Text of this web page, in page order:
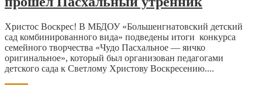
Христос Воскрес! В МБДОУ «Большеигнатовский детский
сад комбинированного вида» подведены итоги конкурса
семейного творчества «Чудо Пасхальное — яичко
оригинальное», который был организован педагогами
детского сада к Светлому Христову Воскресению....